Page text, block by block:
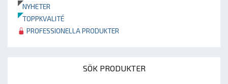
NYHETER
TOPPKVALITÉ
PROFESSIONELLA PRODUKTER
SÖK PRODUKTER